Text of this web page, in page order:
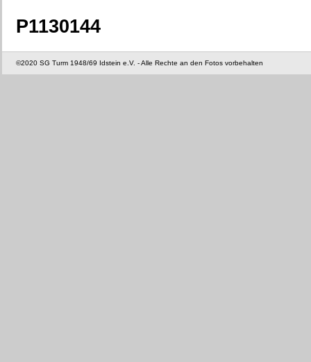
P1130144
©2020 SG Turm 1948/69 Idstein e.V. - Alle Rechte an den Fotos vorbehalten